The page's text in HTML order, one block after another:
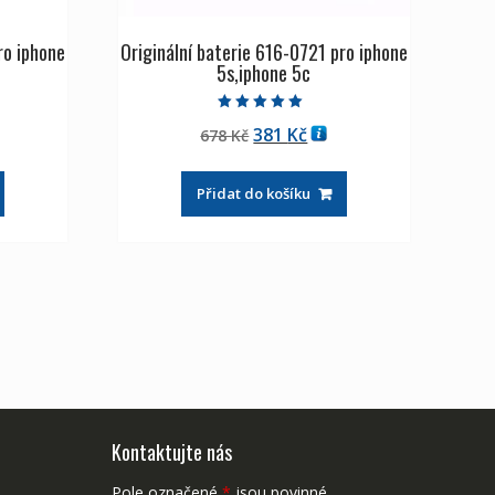
iphone Originální baterie 616-0721 pro iphone
5s,iphone 5c
5.00
z 5
678KčPůvodní
byla:
678 Kč
381 KčAktuální
je:
381 Kč
Přidat do košíku
Kontaktujte nás